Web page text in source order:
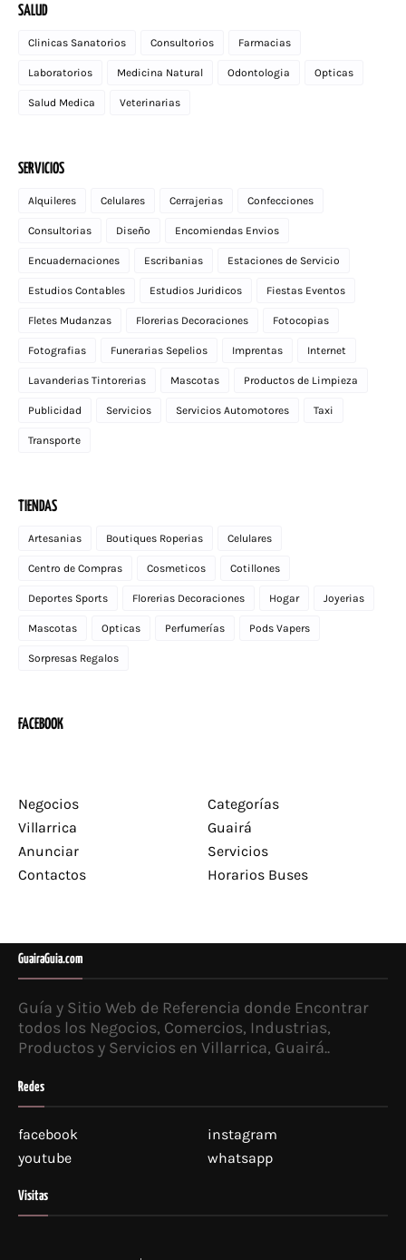
SALUD
Clinicas Sanatorios Consultorios Farmacias
Laboratorios Medicina Natural Odontologia Opticas
Salud Medica Veterinarias
SERVICIOS
Alquileres Celulares Cerrajerias Confecciones
Consultorias Diseño Encomiendas Envios
Encuadernaciones Escribanias Estaciones de Servicio
Estudios Contables Estudios Juridicos Fiestas Eventos
Fletes Mudanzas Florerias Decoraciones Fotocopias
Fotografias Funerarias Sepelios Imprentas Internet
Lavanderias Tintorerias Mascotas Productos de Limpieza
Publicidad Servicios Servicios Automotores Taxi
Transporte
TIENDAS
Artesanias Boutiques Roperias Celulares
Centro de Compras Cosmeticos Cotillones
Deportes Sports Florerias Decoraciones Hogar Joyerias
Mascotas Opticas Perfumerías Pods Vapers
Sorpresas Regalos
FACEBOOK
Negocios
Categorías
Villarrica
Guairá
Anunciar
Servicios
Contactos
Horarios Buses
GuairaGuia.com
Guía y Sitio Web de Referencia donde Encontrar
todos los Negocios, Comercios, Industrias,
Productos y Servicios en Villarrica, Guairá..
Redes
facebook
instagram
youtube
whatsapp
Visitas